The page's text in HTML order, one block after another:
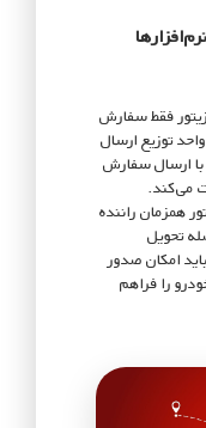
فقط سفارش
توزیع ارسال
ارسال سفارش
می‌کند.
همزمان راننده
تحویل
امکان صدور
را فراهم